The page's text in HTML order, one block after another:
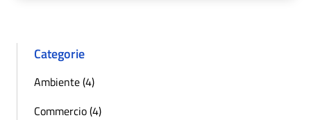
Categorie
Ambiente (4)
Commercio (4)